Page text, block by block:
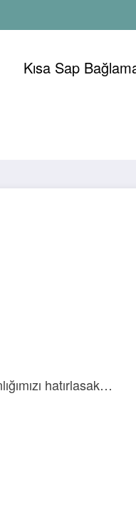
Kısa Sap
hatırlasak…